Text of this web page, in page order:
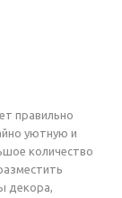
правильно
уютную и
количество
декора,